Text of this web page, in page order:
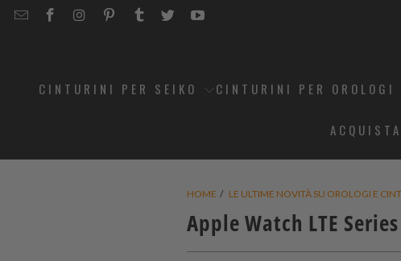
EMAILSTRAPCODE
STRAPCODE
STRAPCODE
STRAPCODE
STRAPCODE
STRAPCODE
CINTURINI PER SEIKO CINTURINI PER OROLOGI
HOME / LE ULTIME NOVITÀ SU OROLOGI E
Apple Watch LTE